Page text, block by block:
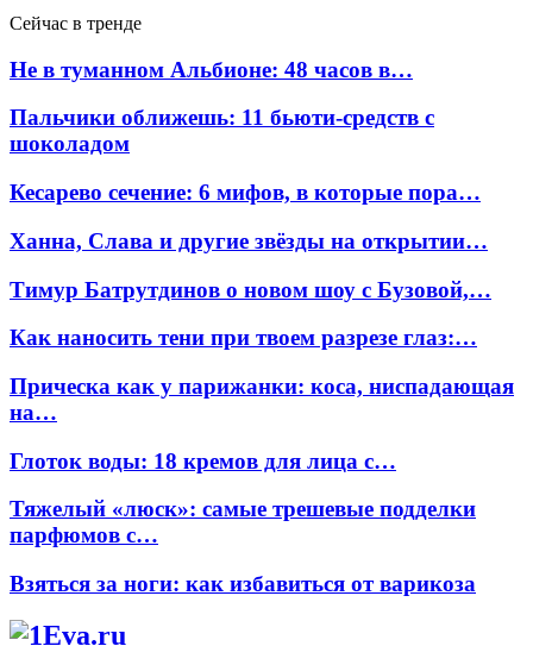
Сейчас в тренде
Не в туманном Альбионе: 48 часов в…
Пальчики оближешь: 11 бьюти-средств с
шоколадом
Кесарево сечение: 6 мифов, в которые пора…
Ханна, Слава и другие звёзды на открытии…
Тимур Батрутдинов о новом шоу с Бузовой,…
Как наносить тени при твоем разрезе глаз:…
Прическа как у парижанки: коса, ниспадающая
на…
Глоток воды: 18 кремов для лица с…
Тяжелый «люск»: самые трешевые подделки
парфюмов с…
Взяться за ноги: как избавиться от варикоза